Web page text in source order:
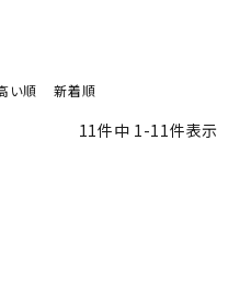
い順 新着順
11件中 1-11件表示